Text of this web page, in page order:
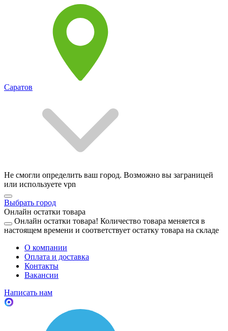
Саратов
Не смогли определить ваш город. Возможно вы заграницей
или используете vpn
Выбрать город
Онлайн остатки товара
Онлайн остатки товара! Количество товара меняется в
настоящем времени и соответствует остатку товара на складе
О компании
Оплата и доставка
Контакты
Вакансии
Написать нам